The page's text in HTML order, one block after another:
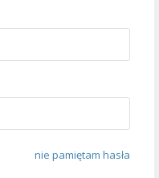
nie pamiętam hasła